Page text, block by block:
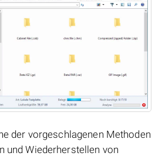
der vorgeschlagenen Methoden
und Wiederherstellen von